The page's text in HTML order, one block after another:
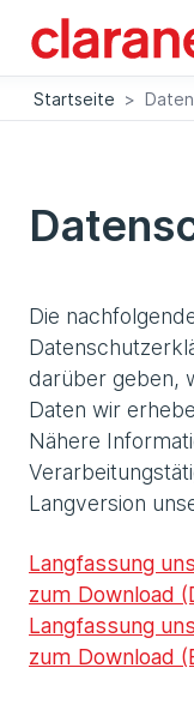
Startseite >
Die
darüber geben,
Daten wir
Nähere
Langversion
Langfassung
zum Download
Langfassung
zum Download